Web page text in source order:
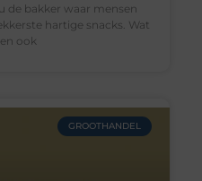
de bakker waar mensen
hartige snacks. Wat
ook
GROOTHANDEL